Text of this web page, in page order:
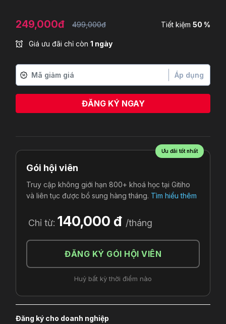
249,000đ 499,000đ Tiết kiệm 50 %
Giá ưu đãi chỉ còn 1 ngày
Áp dụng
ĐĂNG KÝ NGAY
Ưu đãi tốt nhất
Gói hội viên
Truy cập không giới hạn 800+ khoá học tại Gitiho
và liên tục được bổ sung hàng tháng. Tìm hiểu thêm
Chỉ từ: 140,000 đ /tháng
ĐĂNG KÝ GÓI HỘI VIÊN
Huỷ bất kỳ thời điểm nào
Đăng ký cho doanh nghiệp